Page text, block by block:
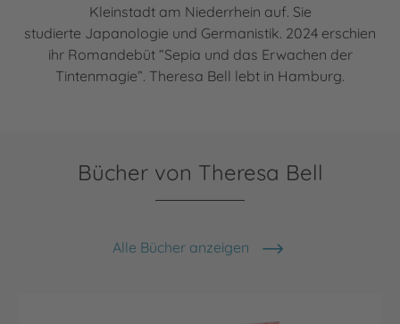
Kleinstadt am Niederrhein auf. Sie
studierte Japanologie und Germanistik. 2024 erschien
ihr Romandebüt “Sepia und das Erwachen der
Tintenmagie”. Theresa Bell lebt in Hamburg.
Bücher von Theresa Bell
Alle Bücher anzeigen